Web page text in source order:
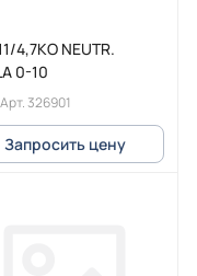
4,7KO NEUTR.
0-10
Арт.326901
Запросить цену